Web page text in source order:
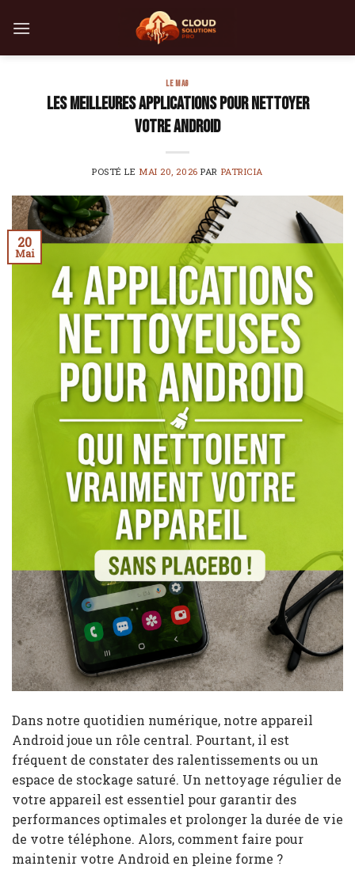
LE MAG
Les meilleures applications pour nettoyer
votre Android
POSTÉ LE MAI 20, 2026 PAR PATRICIA
20
Mai
Dans notre quotidien numérique, notre appareil
Android joue un rôle central. Pourtant, il est
fréquent de constater des ralentissements ou un
espace de stockage saturé. Un nettoyage régulier de
votre appareil est essentiel pour garantir des
performances optimales et prolonger la durée de vie
de votre téléphone. Alors, comment faire pour
maintenir votre Android en pleine forme ?